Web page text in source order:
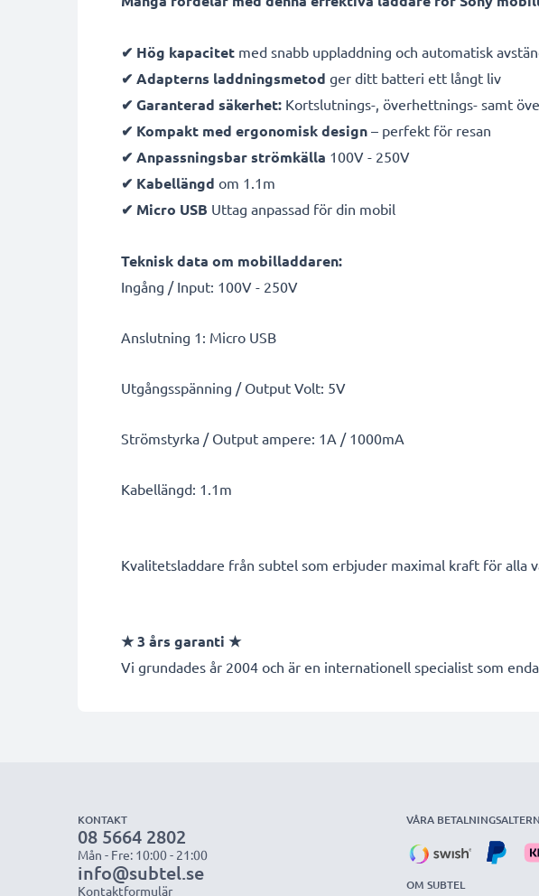
✔ Hög kapacitet med snabb uppladdning och automatisk
✔ Adapterns laddningsmetod ger ditt batteri ett långt liv
✔ Garanterad säkerhet: Kortslutnings-, överhettnings- samt
✔ Kompakt med ergonomisk design – perfekt för resan
✔ Anpassningsbar strömkälla 100V - 250V
✔ Kabellängd om 1.1m
✔ Micro USB Uttag anpassad för din mobil
Teknisk data om mobilladdaren:
Ingång / Input: 100V - 250V
Anslutning 1: Micro USB
Utgångsspänning / Output Volt: 5V
Strömstyrka / Output ampere: 1A / 1000mA
Kabellängd: 1.1m
Kvalitetsladdare från subtel som erbjuder maximal kraft för alla
★ 3 års garanti ★
Vi grundades år 2004 och är en internationell specialist som
KONTAKT
08 5664 2802
Mån - Fre: 10:00 - 21:00
info@subtel.se
Kontaktformulär
VÅRA
OM SUBTEL